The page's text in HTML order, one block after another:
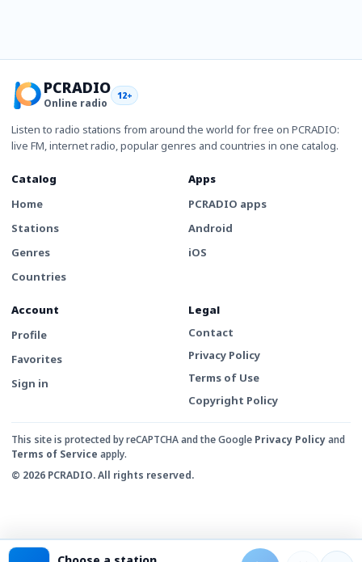
PCRADIO
Online radio
12+
Listen to radio stations from around the world for free on PCRADIO:
live FM, internet radio, popular genres and countries in one catalog.
Catalog
Home
Stations
Genres
Countries
Apps
PCRADIO apps
Android
iOS
Account
Profile
Favorites
Sign in
Legal
Contact
Privacy Policy
Terms of Use
Copyright Policy
This site is protected by reCAPTCHA and the Google Privacy Policyand
Terms of Service apply.
© 2026 PCRADIO. All rights reserved.